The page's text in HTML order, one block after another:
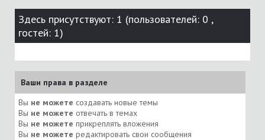
Здесь присутствуют: 1 (пользователей: 0 ,
гостей: 1)
Ваши права в разделе
Вы не можете создавать новые темы
Вы не можете отвечать в темах
Вы не можете прикреплять вложения
Вы не можете редактировать свои сообщения